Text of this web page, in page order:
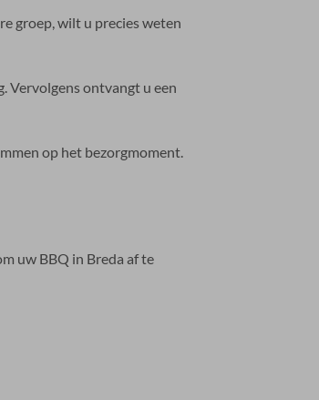
groep, wilt u precies weten
Vervolgens ontvangt u een
op het bezorgmoment.
uw BBQ in Breda af te